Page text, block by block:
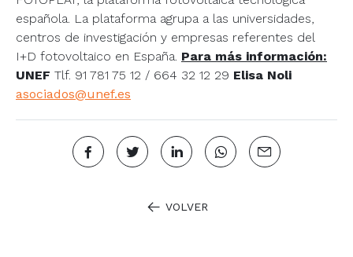
española. La plataforma agrupa a las universidades,
centros de investigación y empresas referentes del
I+D fotovoltaico en España. Para más información:
UNEF Tlf. 91 781 75 12 / 664 32 12 29 Elisa Noli
asociados@unef.es
VOLVER